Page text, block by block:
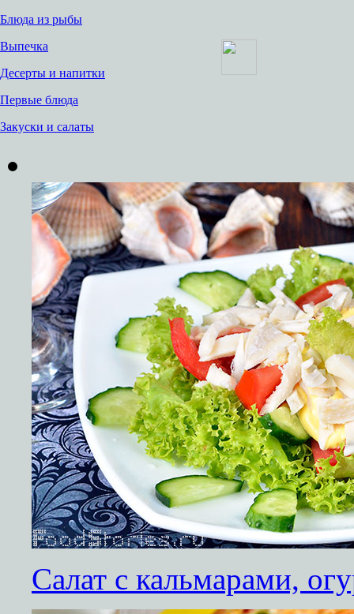
Блюда из рыбы
Выпечка
Десерты и напитки
Первые блюда
Закуски и салаты
Салат с кальмарами,